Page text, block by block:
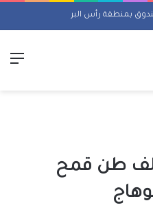
بمنطقة رأس البر
أكثر من 129 ألف طن قمح